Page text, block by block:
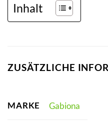
Inhalt
ZUSÄTZLICHE
MARKE Gabiona